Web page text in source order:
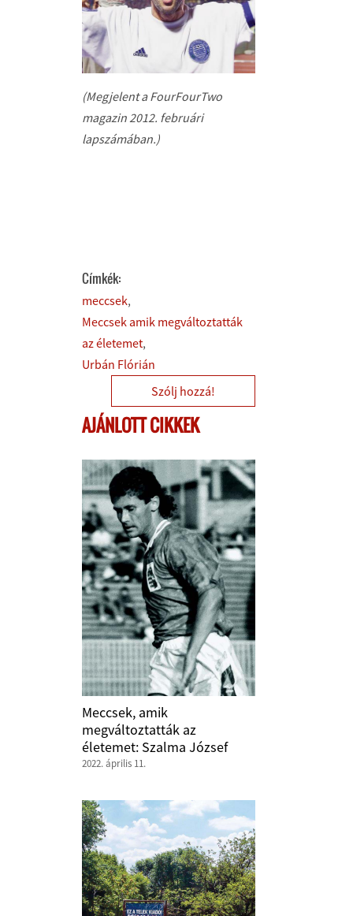
(Megjelent a FourFourTwo
magazin 2012. februári
lapszámában.)
Címkék:
meccsek
Meccsek amik megváltoztatták
az életemet
Urbán Flórián
Szólj hozzá!
AJÁNLOTT CIKKEK
Meccsek, amik
megváltoztatták az
életemet: Szalma József
2022. április 11.